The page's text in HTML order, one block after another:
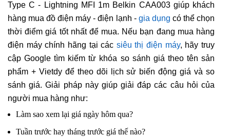
Type C - Lightning MFI 1m Belkin CAA003 giúp khách
hàng mua đồ điện máy - điện lạnh - gia dụng có thể chọn
thời điểm giá tốt nhất để mua. Nếu bạn đang mua hàng
điện máy chính hãng tại các siêu thị điện máy, hãy truy
cập Google tìm kiếm từ khóa so sánh giá theo tên sản
phẩm + Vietdy để theo dõi lịch sử biến động giá và so
sánh giá. Giải pháp này giúp giải đáp các câu hỏi của
người mua hàng như:
Làm sao xem lại giá ngày hôm qua?
Tuần trước hay tháng trước giá thế nào?